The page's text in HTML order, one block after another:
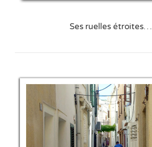
Ses ruelles étroites…